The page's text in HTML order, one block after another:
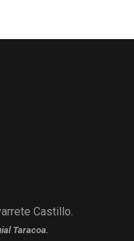
Castillo.
Taracoa.